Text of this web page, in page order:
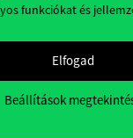
funkciókat és
Elfogad
Beállítások